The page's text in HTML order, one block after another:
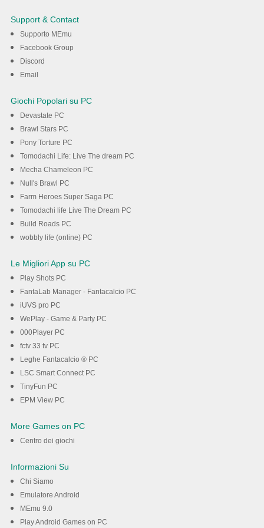
Adventure Balls su PC con
Support & Contact
Supporto MEmu
Facebook Group
Discord
Email
Giochi Popolari su PC
Devastate PC
Brawl Stars PC
Pony Torture PC
Tomodachi Life: Live The dream PC
Mecha Chameleon PC
Null's Brawl PC
Farm Heroes Super Saga PC
Tomodachi life Live The Dream PC
Build Roads PC
wobbly life (online) PC
Le Migliori App su PC
Play Shots PC
FantaLab Manager - Fantacalcio PC
iUVS pro PC
WePlay - Game & Party PC
000Player PC
fctv 33 tv PC
Leghe Fantacalcio ® PC
LSC Smart Connect PC
TinyFun PC
EPM View PC
More Games on PC
Centro dei giochi
Informazioni Su
Chi Siamo
Emulatore Android
MEmu 9.0
Play Android Games on PC